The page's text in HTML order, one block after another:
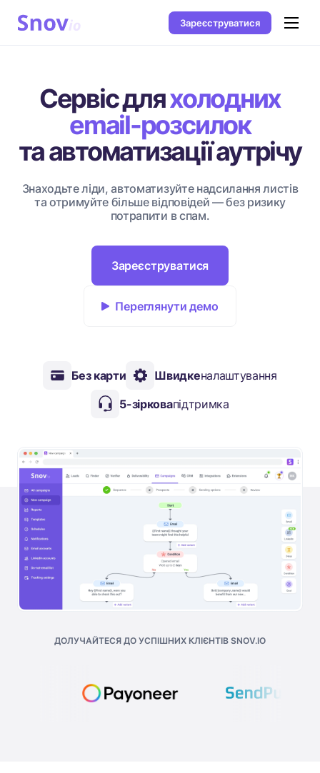
Зареєструватися
Сервіс дляхолодних
email-розсилок
та автоматизації аутрічу
Знаходьте ліди, автоматизуйте надсилання листів
та отримуйте більше відповідей — без ризику
потрапити в спам.
Зареєструватися
Переглянути демо
Без карти Швидкеналаштування
5-зірковапідтримка
ДОЛУЧАЙТЕСЯ ДО УСПІШНИХ КЛІЄНТІВ SNOV.IO